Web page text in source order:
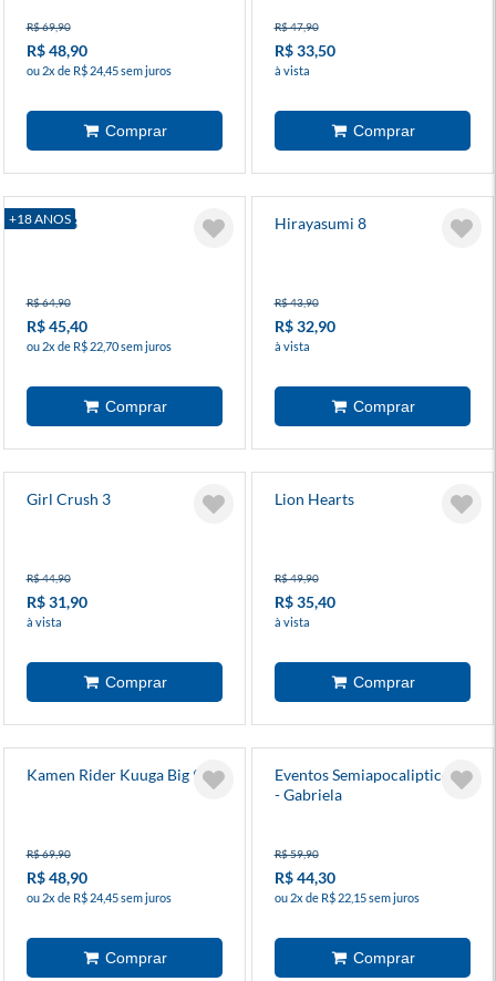
R$ 69,90
R$ 48,90
ou 2x de R$ 24,45 sem juros
R$ 47,90
R$ 33,50
à vista
+18 ANOS
Fobia 3
R$ 64,90
R$ 45,40
ou 2x de R$ 22,70 sem juros
Hirayasumi 8
R$ 43,90
R$ 32,90
à vista
Girl Crush 3
R$ 44,90
R$ 31,90
à vista
Lion Hearts
R$ 49,90
R$ 35,40
à vista
Kamen Rider Kuuga Big 9
R$ 69,90
R$ 48,90
ou 2x de R$ 24,45 sem juros
Eventos Semiapocalipticos 3
- Gabriela
R$ 59,90
R$ 44,30
ou 2x de R$ 22,15 sem juros